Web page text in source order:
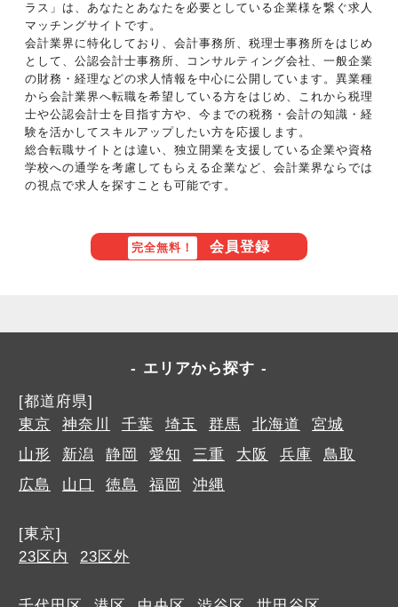
ラス」は、あなたとあなたを必要としている企業様を繋ぐ求人
マッチングサイトです。
会計業界に特化しており、会計事務所、税理士事務所をはじめ
として、公認会計士事務所、コンサルティング会社、一般企業
の財務・経理などの求人情報を中心に公開しています。異業種
から会計業界へ転職を希望している方をはじめ、これから税理
士や公認会計士を目指す方や、今までの税務・会計の知識・経
験を活かしてスキルアップしたい方を応援します。
総合転職サイトとは違い、独立開業を支援している企業や資格
学校への通学を考慮してもらえる企業など、会計業界ならでは
の視点で求人を探すことも可能です。
完全無料！ 会員登録
エリアから探す
[都道府県]
東京
神奈川 千葉 埼玉 群馬 北海道
宮城
山形
新潟 静岡 愛知 三重 大阪 兵庫
鳥取
広島
山口 徳島 福岡 沖縄
[東京]
23区内
23区外